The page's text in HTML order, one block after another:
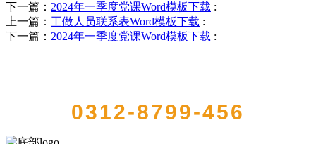
下一篇： 2024年一季度党课Word模板下载 :
上一篇： 工做人员联系表Word模板下载 :
下一篇： 2024年一季度党课Word模板下载 :
0312-8799-456